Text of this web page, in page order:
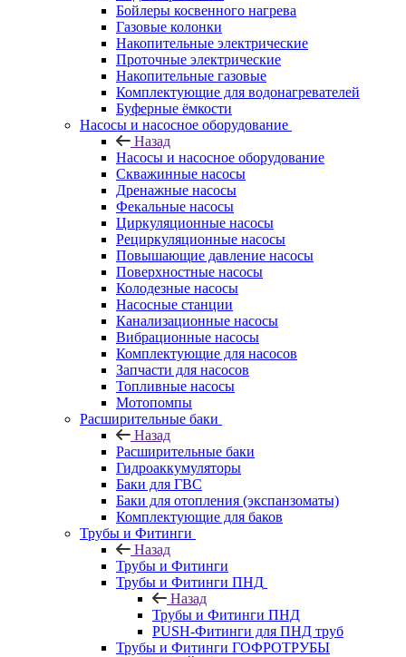
Бойлеры косвенного нагрева
Газовые колонки
Накопительные электрические
Проточные электрические
Накопительные газовые
Комплектующие для водонагревателей
Буферные ёмкости
Насосы и насосное оборудование
Назад
Насосы и насосное оборудование
Скважинные насосы
Дренажные насосы
Фекальные насосы
Циркуляционные насосы
Рециркуляционные насосы
Повышающие давление насосы
Поверхностные насосы
Колодезные насосы
Насосные станции
Канализационные насосы
Вибрационные насосы
Комплектующие для насосов
Запчасти для насосов
Топливные насосы
Мотопомпы
Расширительные баки
Назад
Расширительные баки
Гидроаккумуляторы
Баки для ГВС
Баки для отопления (экспанзоматы)
Комплектующие для баков
Трубы и Фитинги
Назад
Трубы и Фитинги
Трубы и Фитинги ПНД
Назад
Трубы и Фитинги ПНД
PUSH-Фитинги для ПНД труб
Трубы и Фитинги ГОФРОТРУБЫ